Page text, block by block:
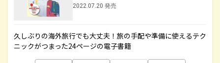
2022.07.20 発売
久しぶりの海外旅行でも大丈夫！旅の手配や準備に使えるテク
ニックがつまった24ページの電子書籍